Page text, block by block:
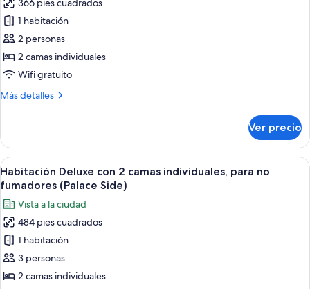
fumadores
(Dome)
de
Habitación
Confort
con
2
individuales,
fumadores
(Palace
Side)
366 pies cuadrados
1 habitación
2 personas
2 camas individuales
Wifi gratuito
Más detalles
Más
Confort
con
2
camas
para
no
fumadores
(Palace
Side)
Ver precio
Abrir
todas
las
fotos
de
Habitación
Deluxe
con
Habitación de hotel con dos camas,
4
Habitación Deluxe con 2 camas individuales, para no
fumadores (Palace Side)
Vista a la ciudad
484 pies cuadrados
1 habitación
3 personas
2 camas individuales